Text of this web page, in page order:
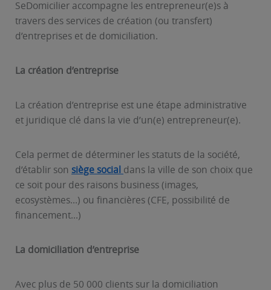
SeDomicilier accompagne les entrepreneur(e)s à
travers des services de création (ou transfert)
d’entreprises et de domiciliation.
La création d’entreprise
La création d’entreprise est une étape administrative
et juridique clé dans la vie d’un(e) entrepreneur(e).
Cela permet de déterminer les statuts de la société,
d’établir son siège social dans la ville de son choix que
ce soit pour des raisons business (images,
ecosystèmes…) ou financières (CFE, possibilité de
financement…)
La domiciliation d’entreprise
Avec plus de 50 000 clients sur la domiciliation